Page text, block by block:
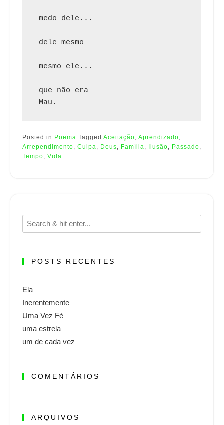
medo dele...
dele mesmo
mesmo ele...
que não era
Mau.
Posted in Poema Tagged Aceitação, Aprendizado,
Arrependimento, Culpa, Deus, Família, Ilusão, Passado,
Tempo, Vida
POSTS RECENTES
Ela
Inerentemente
Uma Vez Fé
uma estrela
um de cada vez
COMENTÁRIOS
ARQUIVOS